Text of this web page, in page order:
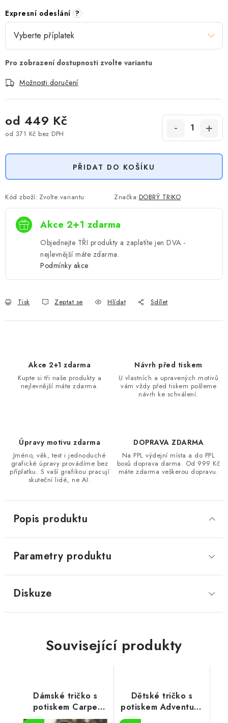
Expresní odeslání ?
Možnosti doručení
od 449 Kč
od 371 Kč bez DPH
PŘIDAT DO KOŠÍKU
Kód zboží: Zvolte variantu Značka:DOBRÝ TRIKO
Akce 2+1 zdarma
Objednejte TŘI produkty a zaplatíte jen DVA -
nejlevnější máte zdarma.
Podmínky akce
Tisk Zeptat se Hlídat Sdílet
Akce 2+1 zdarma
Kupte si tři naše produkty a
nejlevnější máte zdarma.
Návrh před tiskem
U vlastních a upravených motivů
vám vždy před tiskem pošleme
návrh ke schválení.
Úpravy motivu zdarma
Jméno, věk, text i jednoduché
grafické úpravy provádíme bez
příplatku. S vaší grafikou pracují
skuteční lidé, ne AI.
DOPRAVA ZDARMA
Na PPL výdejní místa a do PPL
boxů doprava darma. Od 999 Kč
máte zdarma veškerou dopravu.
Popis produktu
Parametry produktu
Diskuze
Související produkty
Dámské tričko s
potiskem Carpe
diem
Dětské tričko s
potiskem Adventure